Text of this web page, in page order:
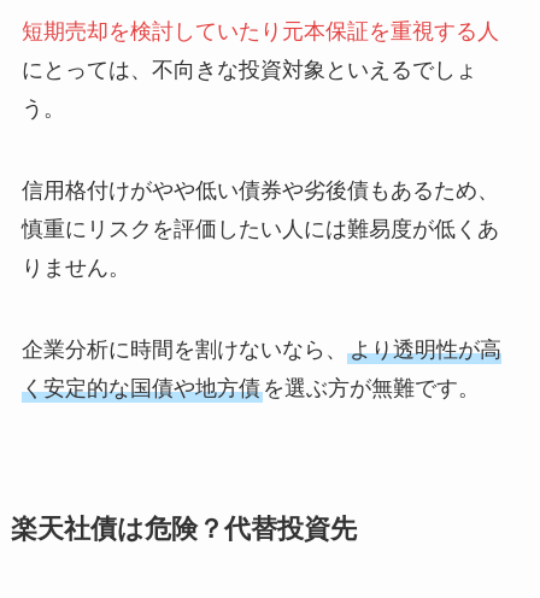
短期売却を検討していたり元本保証を重視する人
にとっては、不向きな投資対象といえるでしょ
う。
信用格付けがやや低い債券や劣後債もあるため、
慎重にリスクを評価したい人には難易度が低くあ
りません。
企業分析に時間を割けないなら、 より透明性が高
く安定的な国債や地方債を選ぶ方が無難です。
楽天社債は危険？代替投資先